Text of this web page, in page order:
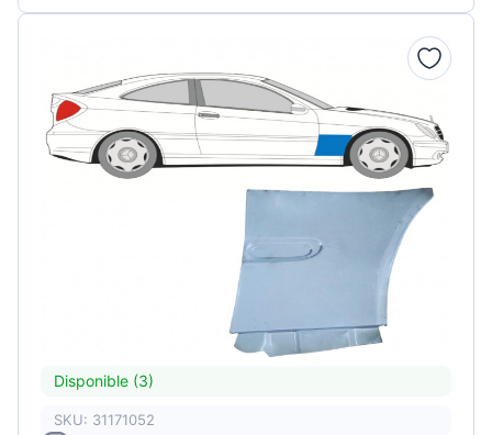
Disponible (3)
SKU: 31171052